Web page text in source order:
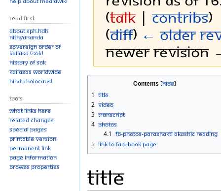
(talk |contribs)
(diff) ← Older
Newer revision
to
navigation
to
search
Contents
1 Title
2 Video
3 Transcript
4 Photos
4.1 FB-Photos-PARASHAKTI AKASHIC READING
5 Link to Facebook Page
Title
Read First
About SPH.HDH
Nithyananda
Sovereign Order of
KAILASA (SOK)
History of SOK
KAILASAs Worldwide
Hindu Holocaust
Tools
What links here
Related changes
Special pages
Printable version
Permanent link
Page information
Browse properties